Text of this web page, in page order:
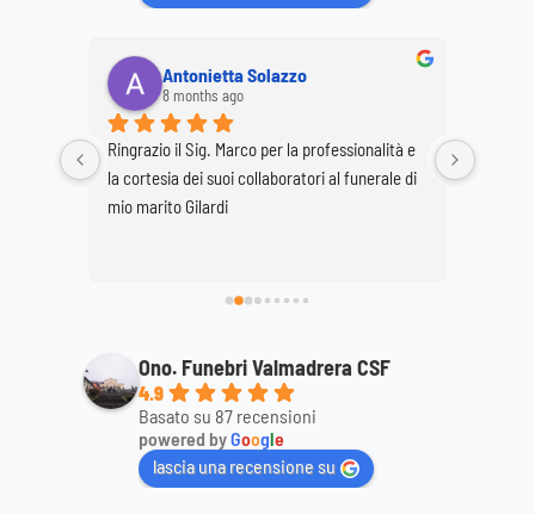
Antonietta Solazzo
8 months ago
Ringrazio il Sig. Marco per la professionalità e
la cortesia dei suoi collaboratori al funerale di
mio marito Gilardi
Ono. Funebri Valmadrera CSF
4.9
Basato su 87 recensioni
powered byGoogle
lascia una recensione su